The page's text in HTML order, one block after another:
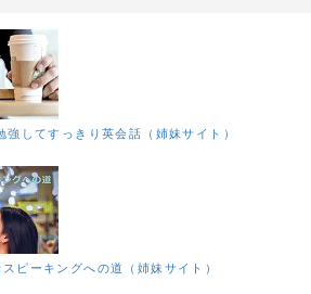
してすっきり英会話（姉妹サイト）
ピーキングへの道（姉妹サイト）